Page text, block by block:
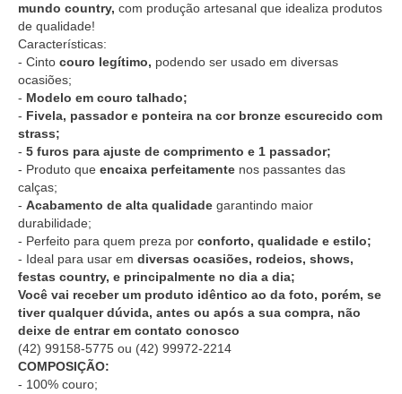
mundo country, com produção artesanal que idealiza produtos
de qualidade!
Características:
- Cinto couro legítimo, podendo ser usado em diversas
ocasiões;
- Modelo em couro talhado;
- Fivela, passador e ponteira na cor bronze escurecido com
strass;
- 5 furos para ajuste de comprimento e 1 passador;
- Produto que encaixa perfeitamente nos passantes das
calças;
- Acabamento de alta qualidade garantindo maior
durabilidade;
- Perfeito para quem preza por conforto, qualidade e estilo;
- Ideal para usar em diversas ocasiões, rodeios, shows,
festas country, e principalmente no dia a dia;
Você vai receber um produto idêntico ao da foto, porém, se
tiver qualquer dúvida, antes ou após a sua compra, não
deixe de entrar em contato conosco
(42) 99158-5775 ou (42) 99972-2214
COMPOSIÇÃO:
- 100% couro;